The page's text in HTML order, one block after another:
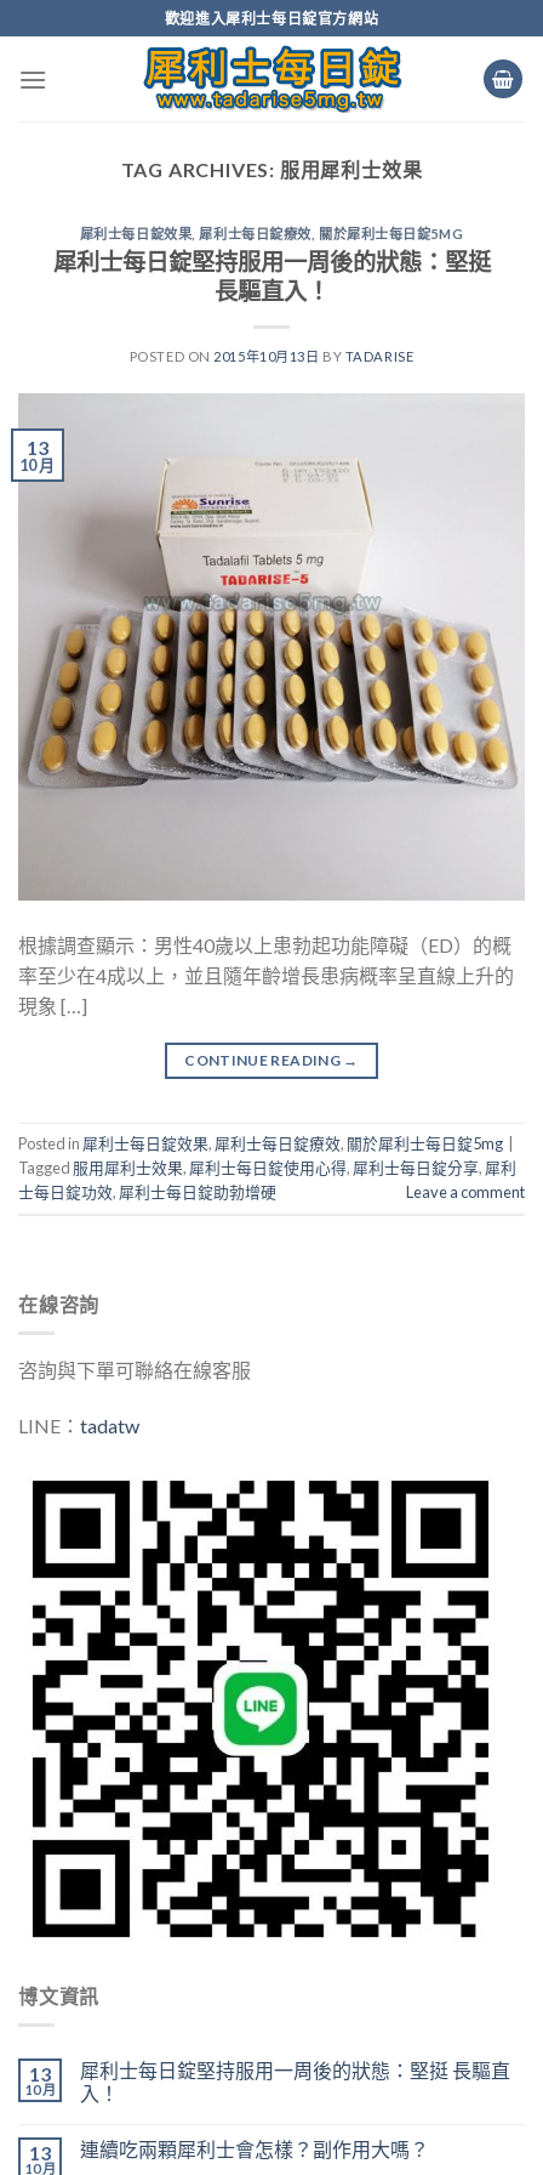
to
content
歡迎進入犀利士每日錠官方網站
TAG ARCHIVES: 服用犀利士效果
犀利士每日錠效果 犀利士每日錠療效 關於犀利士每日錠5MG
犀利士每日錠堅持服用一周後的狀態：堅挺
長驅直入！
POSTED ON 2015年10月13日 BY TADARISE
13
10 月
根據調查顯示：男性40歲以上患勃起功能障礙（ED）的概
率至少在4成以上，並且隨年齡增長患病概率呈直線上升的
現象 […]
CONTINUE READING →
Posted in 犀利士每日錠效果, 犀利士每日錠療效, 關於犀利士每日錠5mg
Tagged 服用犀利士效果, 犀利士每日錠使用心得, 犀利士每日錠分享, 犀利
士每日錠功效, 犀利士每日錠助勃增硬 Leave a comment
在線咨詢
咨詢與下單可聯絡在線客服
LINE： tadatw
博文資訊
13
10 月
犀利士每日錠堅持服用一周後的狀態：堅挺 長驅直
入！
13
10 月
連續吃兩顆犀利士會怎樣？副作用大嗎？